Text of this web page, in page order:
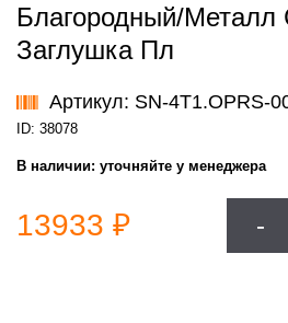
Благородный/
Заглушка Пл
Артикул: SN-4T1.OPRS-
ID: 38078
В наличии: уточняйте у менеджера
13933 ₽ -